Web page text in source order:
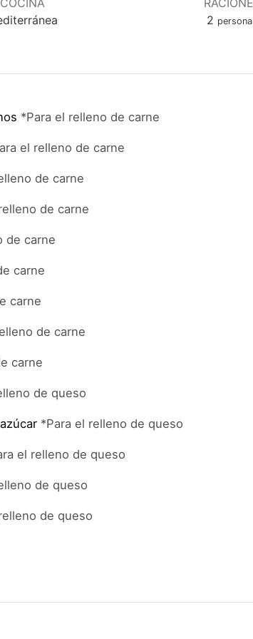
COCINA
2
*Para el relleno de carne
el relleno de carne
de carne
de carne
de carne
carne
carne
de carne
carne
de queso
*Para el relleno de queso
el relleno de queso
de queso
de queso